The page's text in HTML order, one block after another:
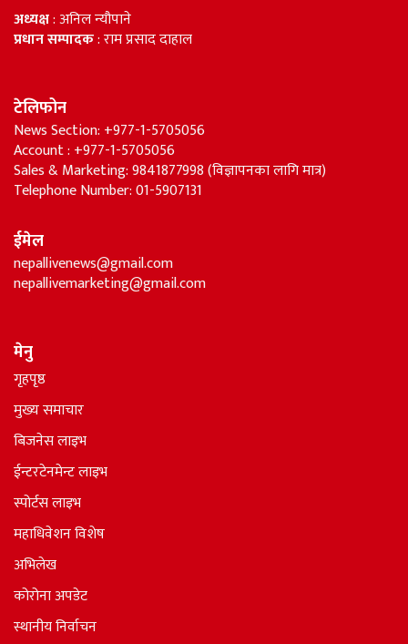
अध्यक्ष: अनिल न्यौपाने
प्रधान सम्पादक: राम प्रसाद दाहाल
टेलिफोन
News Section: +977-1-5705056
Account : +977-1-5705056
Sales & Marketing: 9841877998 (विज्ञापनका लागि मात्र)
Telephone Number: 01-5907131
ईमेल
nepallivenews@gmail.com
nepallivemarketing@gmail.com
मेनु
गृहपृष्ठ
मुख्य समाचार
बिजनेस लाइभ
ईन्टरटेनमेन्ट लाइभ
स्पोर्टस लाइभ
महाधिवेशन विशेष
अभिलेख
कोरोना अपडेट
स्थानीय निर्वाचन